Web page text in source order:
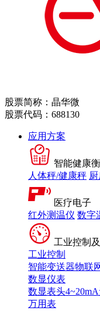
股票简称：晶华微
股票代码：688130
应用方案
智能健康
人体秤/健康秤
医疗电子
红外测温仪 数字
工业控制
工业控制
智能变送器物联
数显仪表
数显表头
万用表